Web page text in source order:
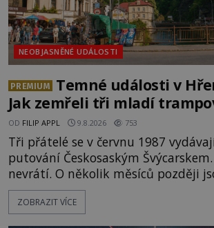
NEOBJASNĚNÉ UDÁLOSTI
PREMIUM
Temné události v
Jak zemřeli tři mladí
OD FILIP APPL 9.8.2026 753
Tři přátelé se v červnu 1987
putování Českosaským
nevrátí. O několik měsíců později jsou v
nepřístupných skalách u Hřenska
kostry – a s nimi stopy, které se jen
ZOBRAZIT VÍCE